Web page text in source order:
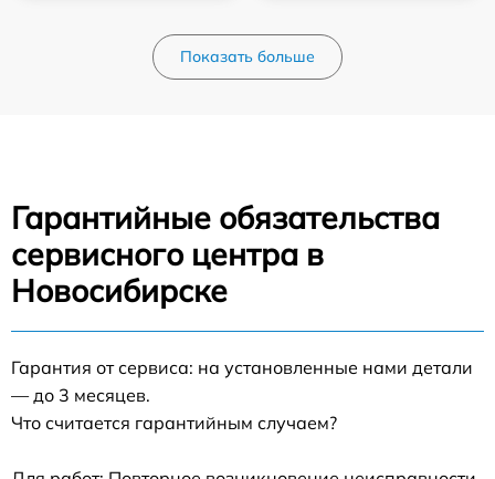
Показать больше
Гарантийные обязательства
сервисного центра в
Новосибирске
Гарантия от сервиса: на установленные нами детали
— до 3 месяцев.
Что считается гарантийным случаем?